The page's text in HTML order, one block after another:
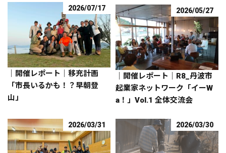
2026/07/17
｜開催レポート｜移充計画
「市長いるかも！？早朝登
山」
2026/05/27
｜開催レポート｜R8_丹波市
起業家ネットワーク「イーW
a！」Vol.1 全体交流会
2026/03/31 2026/03/30